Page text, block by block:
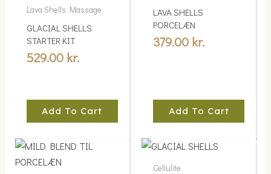
Lava Shells Massage
GLACIAL SHELLS
STARTER KIT
529.00 kr.
Add To Cart
LAVA SHELLS
PORCELÆN
379.00 kr.
Add To Cart
Price
This
product
Cellulite